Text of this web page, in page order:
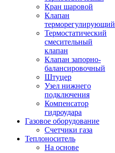
Кран шаровой
Клапан
терморегулирующий
Термостатический
смесительный
клапан
Клапан запорно-
балансировочный
Штуцер
Узел нижнего
подключения
Компенсатор
гидроудара
Газовое оборудование
Счетчики газа
Теплоноситель
На основе